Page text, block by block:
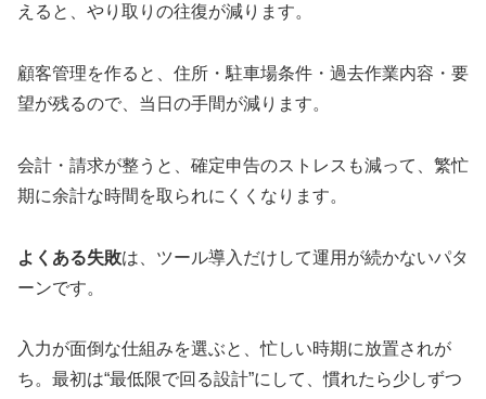
えると、やり取りの往復が減ります。
顧客管理を作ると、住所・駐車場条件・過去作業内容・要
望が残るので、当日の手間が減ります。
会計・請求が整うと、確定申告のストレスも減って、繁忙
期に余計な時間を取られにくくなります。
よくある失敗は、ツール導入だけして運用が続かないパタ
ーンです。
入力が面倒な仕組みを選ぶと、忙しい時期に放置されが
ち。最初は“最低限で回る設計”にして、慣れたら少しずつ